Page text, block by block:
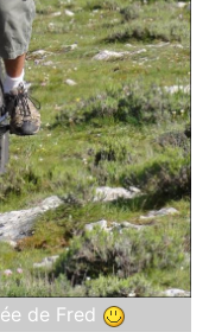
de Fred